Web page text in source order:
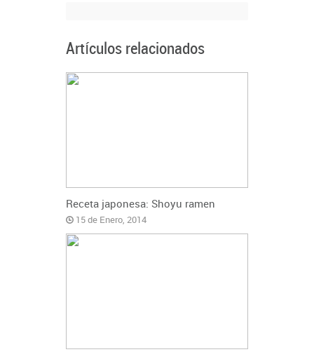
Artículos relacionados
Receta japonesa: Shoyu ramen
15 de Enero, 2014